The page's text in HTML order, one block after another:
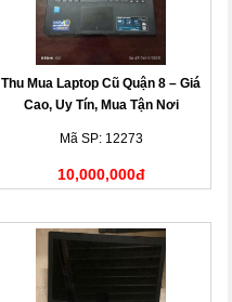
Thu Mua Laptop Cũ Quận 8 – Giá
Cao, Uy Tín, Mua Tận Nơi
Mã SP: 12273
10,000,000đ